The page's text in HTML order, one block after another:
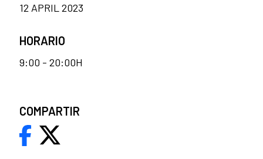
12 APRIL 2023
HORARIO
9:00 - 20:00H
COMPARTIR